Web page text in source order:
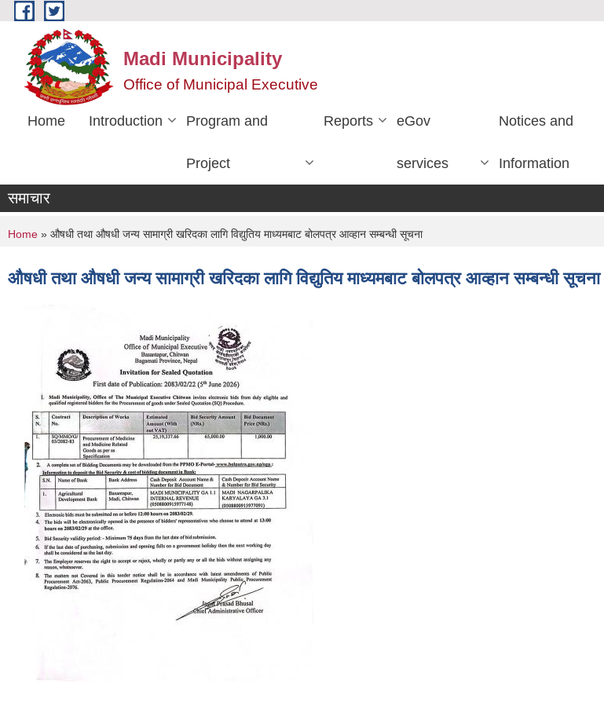
Skip to main content
Madi Municipality
Office of Municipal Executive
Home Introduction Program and
Project
Reports eGov
services
Notices and
Information
समाचार
You are here
Home » औषधी तथा औषधी जन्य सामाग्री खरिदका लागि विद्युतिय माध्यमबाट बोलपत्र आव्हान सम्बन्धी सूचना
औषधी तथा औषधी जन्य सामाग्री खरिदका लागि विद्युतिय माध्यमबाट बोलपत्र आव्हान सम्बन्धी सूचना